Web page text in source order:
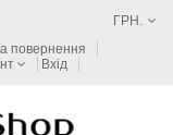
ГРН.
повернення
Вхід